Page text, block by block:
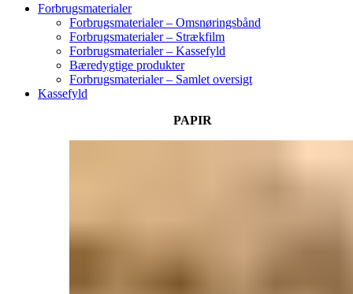
Forbrugsmaterialer
Forbrugsmaterialer – Omsnøringsbånd
Forbrugsmaterialer – Strækfilm
Forbrugsmaterialer – Kassefyld
Bæredygtige produkter
Forbrugsmaterialer – Samlet oversigt
Kassefyld
PAPIR